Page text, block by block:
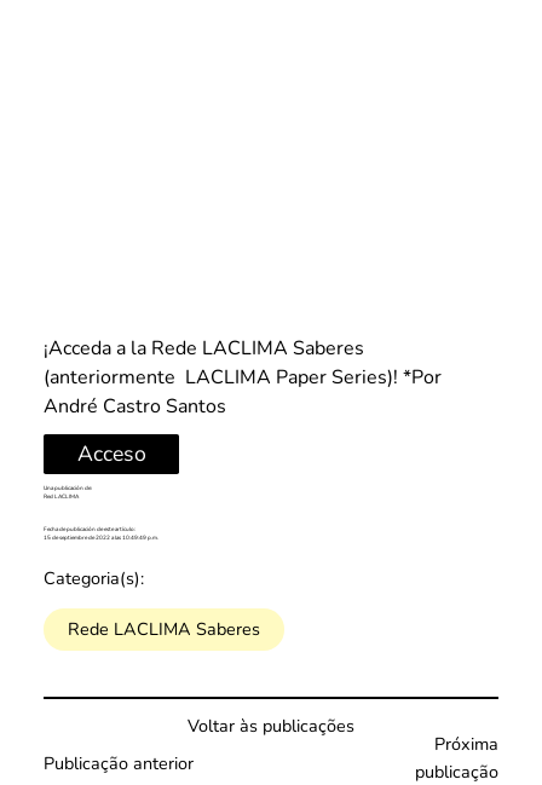
¡Acceda a la Rede LACLIMA Saberes
(anteriormente  LACLIMA Paper Series)! *Por
André Castro Santos
Acceso
Una publicación de:
Red LACLIMA
Fecha de publicación de este artículo:
15 de septiembre de 2022 a las 10:49:49 p.m.
Categoria(s):
Rede LACLIMA Saberes
Voltar às publicações
Publicação anterior
Próxima
publicação